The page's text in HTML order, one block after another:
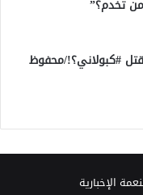
تخدم؟”
#كبولاني؟!/محفوظ
الإخبارية